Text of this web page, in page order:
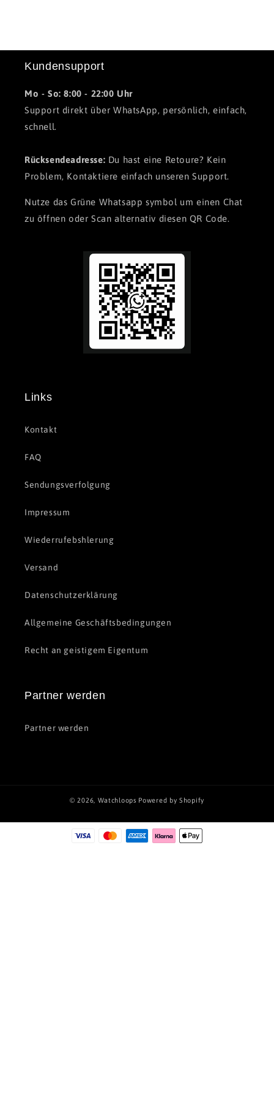
Kundensupport
Mo - So: 8:00 - 22:00 Uhr
Support direkt über WhatsApp, persönlich, einfach,
schnell.
Rücksendeadresse: Du hast eine Retoure? Kein
Problem, Kontaktiere einfach unseren Support.
Nutze das Grüne Whatsapp symbol um einen Chat
zu öffnen oder Scan alternativ diesen QR Code.
Links
Kontakt
FAQ
Sendungsverfolgung
Impressum
Wiederrufebshlerung
Versand
Datenschutzerklärung
Allgemeine Geschäftsbedingungen
Recht an geistigem Eigentum
Partner werden
Partner werden
© 2026, Watchloops Powered by Shopify